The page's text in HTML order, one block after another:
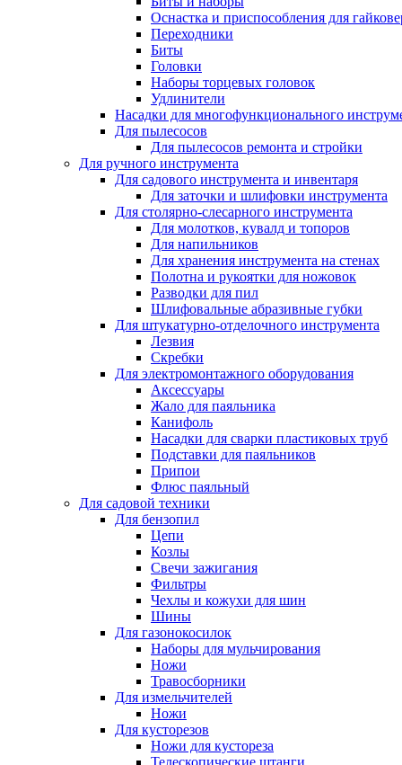
Оснастка и приспособления для
Переходники
Биты
Головки
Наборы торцевых головок
Удлинители
Насадки для многофункционального
Для пылесосов
Для пылесосов ремонта и стройки
Для ручного инструмента
Для садового инструмента и инвентаря
Для заточки и шлифовки инструмента
Для столярно-слесарного инструмента
Для молотков, кувалд и топоров
Для напильников
Для хранения инструмента на стенах
Полотна и рукоятки для ножовок
Разводки для пил
Шлифовальные абразивные губки
Для штукатурно-отделочного инструмента
Лезвия
Скребки
Для электромонтажного оборудования
Аксессуары
Жало для паяльника
Канифоль
Насадки для сварки пластиковых труб
Подставки для паяльников
Припои
Флюс паяльный
Для садовой техники
Для бензопил
Цепи
Козлы
Свечи зажигания
Фильтры
Чехлы и кожухи для шин
Шины
Для газонокосилок
Наборы для мульчирования
Ножи
Травосборники
Для измельчителей
Ножи
Для кусторезов
Ножи для кустореза
Телескопические штанги